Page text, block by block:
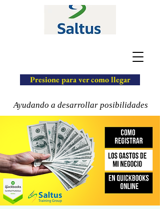
Ayudando a desarrollar posibilidades
Presione para ver como llegar